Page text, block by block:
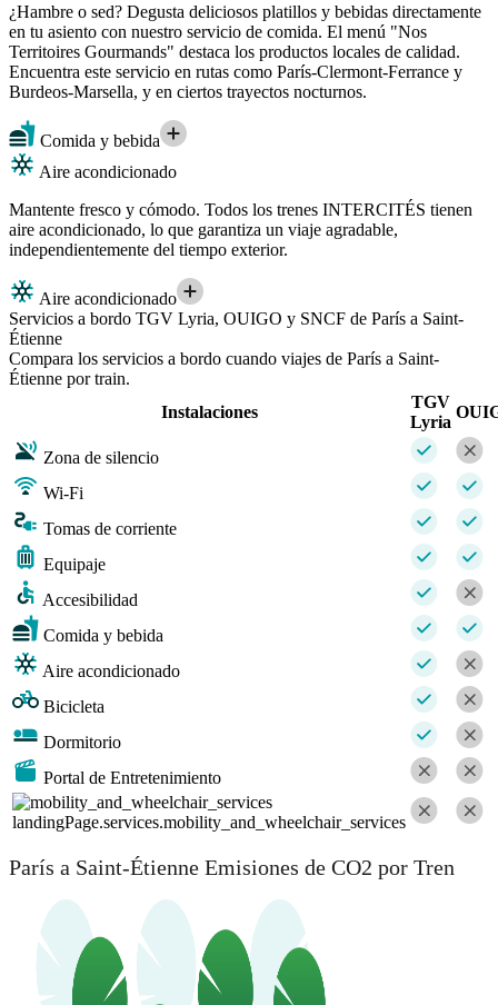
¿Hambre o sed? Degusta deliciosos platillos y bebidas directamente
en tu asiento con nuestro servicio de comida. El menú "Nos
Territoires Gourmands" destaca los productos locales de calidad.
Encuentra este servicio en rutas como París-Clermont-Ferrance y
Burdeos-Marsella, y en ciertos trayectos nocturnos.
Comida y bebida
Aire acondicionado
Mantente fresco y cómodo. Todos los trenes INTERCITÉS tienen
aire acondicionado, lo que garantiza un viaje agradable,
independientemente del tiempo exterior.
Aire acondicionado
Servicios a bordo TGV Lyria, OUIGO y SNCF de París a Saint-
Étienne
Compara los servicios a bordo cuando viajes de París a Saint-
Étienne por train.
Instalaciones
TGV
Lyria
Zona de silencio
Wi-Fi
Tomas de corriente
Equipaje
Accesibilidad
Comida y bebida
Aire acondicionado
Bicicleta
Dormitorio
Portal de Entretenimiento
landingPage.services.mobility_and_wheelchair_services
París a Saint-Étienne Emisiones de CO2 por Tren